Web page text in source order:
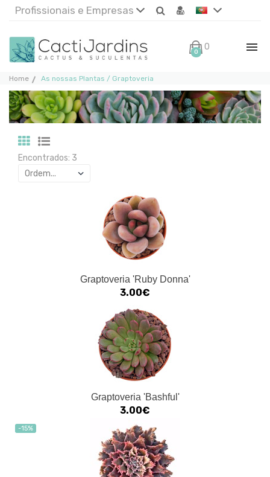
Profissionais e Empresas
0 0€
Home As nossas Plantas / Graptoveria
Encontrados: 3
Graptoveria 'Ruby Donna'
3.00€
Graptoveria 'Bashful'
3.00€
-15%